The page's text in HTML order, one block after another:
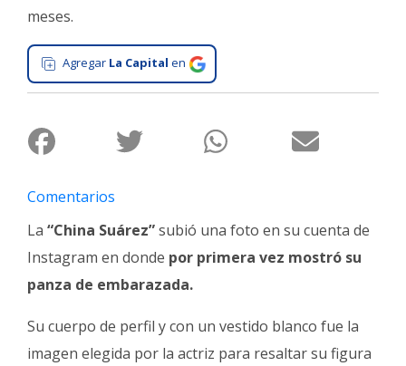
Tecnología
Gastronomía
Salud
Interés
General
Ciudad
Deportes
Arte
y
Policiales
meses.
Agregar La Capital en
Comentarios
La “China Suárez”subió una foto en su cuenta de
Instagram en donde por primera vez mostró su
panza de embarazada.
Su cuerpo de perfil y con un vestido blanco fue la
imagen elegida por la actriz para resaltar su figura